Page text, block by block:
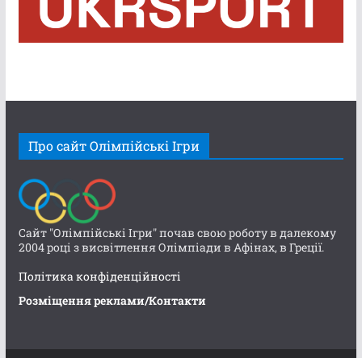
Про сайт Олімпійські Ігри
Сайт "Олімпійські Ігри" почав свою роботу в далекому
2004 році з висвітлення Олімпіади в Афінах, в Греції.
Політика конфіденційності
Розміщення реклами/Контакти